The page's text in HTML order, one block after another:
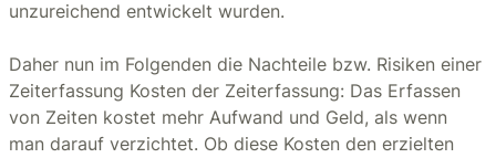
unzureichend entwickelt wurden.
Daher nun im Folgenden die Nachteile bzw. Risiken einer
Zeiterfassung Kosten der Zeiterfassung: Das Erfassen
von Zeiten kostet mehr Aufwand und Geld, als wenn
man darauf verzichtet. Ob diese Kosten den erzielten